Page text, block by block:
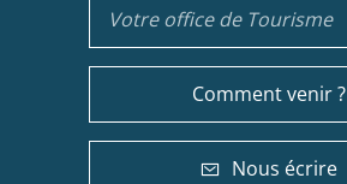
Votre office de Tourisme
Comment venir ?
Nous écrire